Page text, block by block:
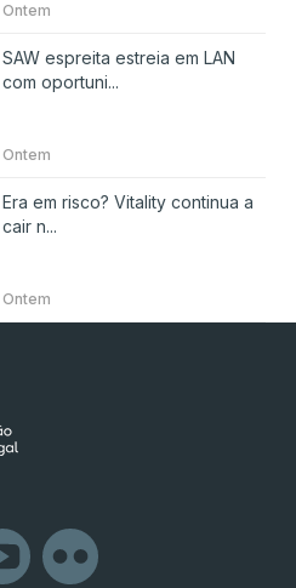
Ontem
SAW espreita estreia em LAN
com oportuni...
Ontem
Era em risco? Vitality continua a
cair n...
Ontem